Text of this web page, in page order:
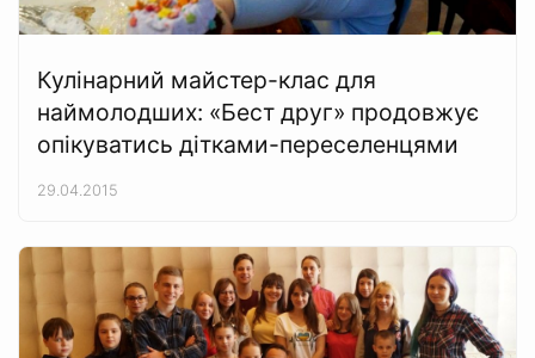
Кулінарний майстер-клас для
наймолодших: «Бест друг» продовжує
опікуватись дітками-переселенцями
29.04.2015